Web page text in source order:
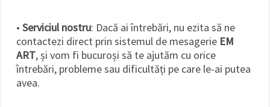
• Serviciul nostru: Dacă ai întrebări, nu ezita să ne
contactezi direct prin sistemul de mesagerie EM
ART, și vom fi bucuroși să te ajutăm cu orice
întrebări, probleme sau dificultăți pe care le-ai putea
avea.